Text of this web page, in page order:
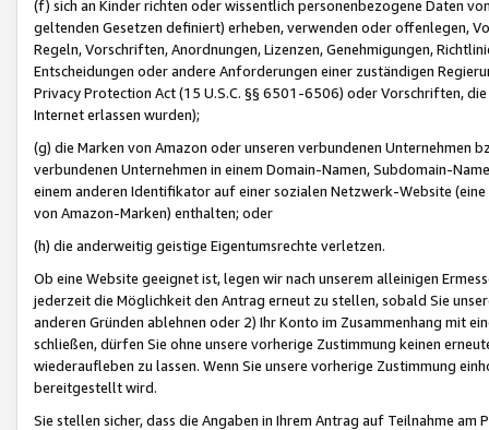
(f) sich an Kinder richten oder wissentlich personenbezogene Daten
geltenden Gesetzen definiert) erheben, verwenden oder offenlegen,
Regeln, Vorschriften, Anordnungen, Lizenzen, Genehmigungen,
Entscheidungen oder andere Anforderungen einer zuständigen
Privacy Protection Act (15 U.S.C. §§ 6501-6506) oder Vorschriften,
Internet erlassen wurden);
(g) die Marken von Amazon oder unseren verbundenen Unternehmen
verbundenen Unternehmen in einem Domain-Namen, Subdomain-
einem anderen Identifikator auf einer sozialen Netzwerk-Website
von Amazon-Marken) enthalten; oder
(h) die anderweitig geistige Eigentumsrechte verletzen.
Ob eine Website geeignet ist, legen wir nach unserem alleinigen
jederzeit die Möglichkeit den Antrag erneut zu stellen, sobald Sie
anderen Gründen ablehnen oder 2) Ihr Konto im Zusammenhang mit
schließen, dürfen Sie ohne unsere vorherige Zustimmung keinen
wiederaufleben zu lassen. Wenn Sie unsere vorherige Zustimmung
bereitgestellt wird.
Sie stellen sicher, dass die Angaben in Ihrem Antrag auf Teilnahme